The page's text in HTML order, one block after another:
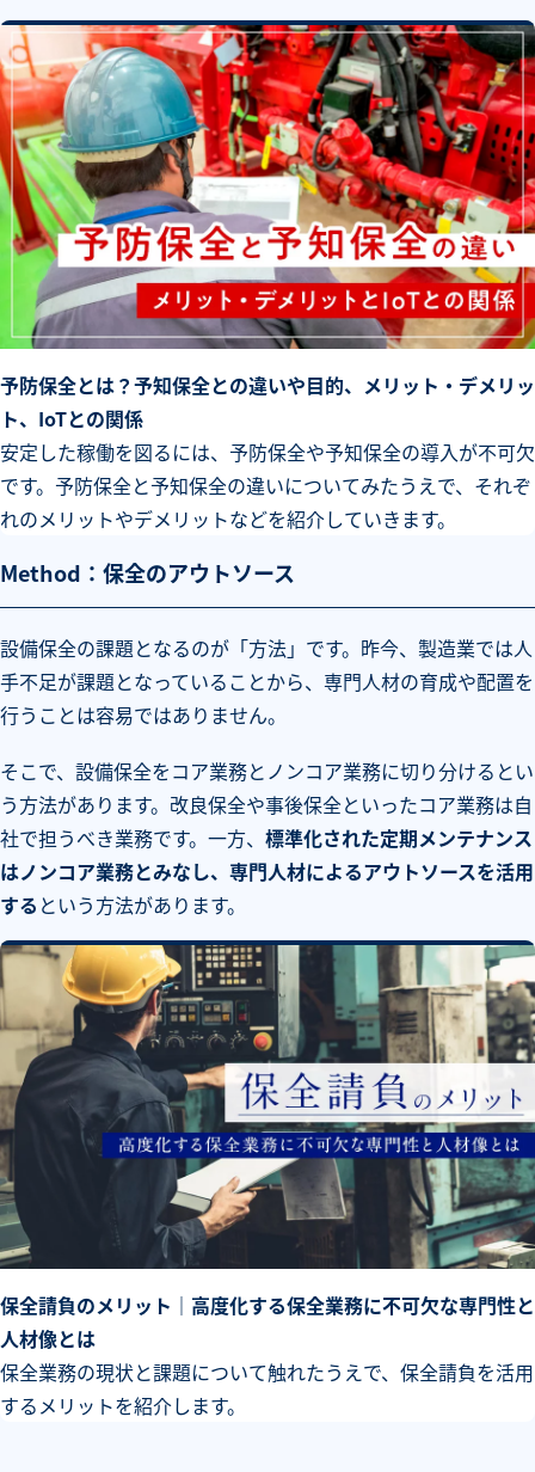
予防保全とは？予知保全との違いや目的、メリット・デメリッ
ト、IoTとの関係
安定した稼働を図るには、予防保全や予知保全の導入が不可欠
です。予防保全と予知保全の違いについてみたうえで、それぞ
れのメリットやデメリットなどを紹介していきます。
Method：保全のアウトソース
設備保全の課題となるのが「方法」です。昨今、製造業では人
手不足が課題となっていることから、専門人材の育成や配置を
行うことは容易ではありません。
そこで、設備保全をコア業務とノンコア業務に切り分けるとい
う方法があります。改良保全や事後保全といったコア業務は自
社で担うべき業務です。一方、 標準化された定期メンテナンス
はノンコア業務とみなし、専門人材によるアウトソースを活用
する という方法があります。
保全請負のメリット｜高度化する保全業務に不可欠な専門性と
人材像とは
保全業務の現状と課題について触れたうえで、保全請負を活用
するメリットを紹介します。